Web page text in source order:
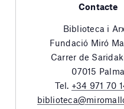
Contacte
Biblioteca i
Fundació Miró
Carrer de
07015 Palma
Tel. +34 971 70